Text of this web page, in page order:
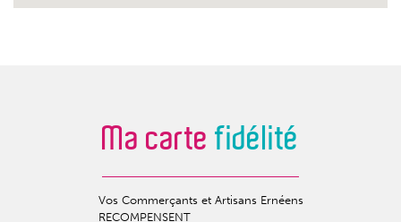
Ma carte fidélité
Vos Commerçants et Artisans Ernéens
RECOMPENSENT